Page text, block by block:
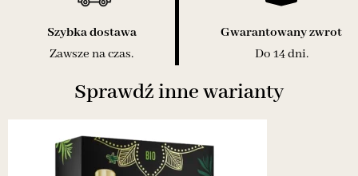
Szybka dostawa
Zawsze na czas.
Gwarantowany zwrot
Do 14 dni.
Sprawdź inne warianty